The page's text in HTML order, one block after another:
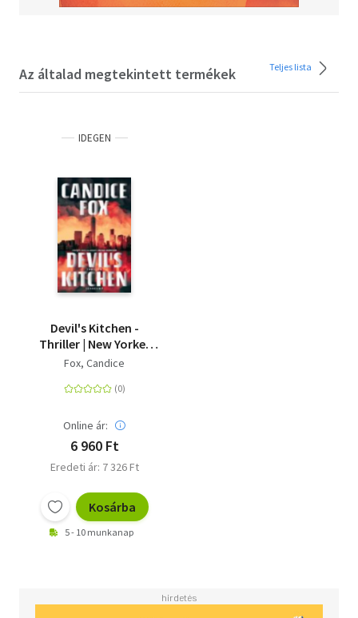
Az általad megtekintett termékek Teljes lista
IDEGEN
Devil's Kitchen -
Thriller | New Yorker
Feuerwehrleute auf
Fox, Candice
Online ár:
6 960 Ft
Eredeti ár: 7 326 Ft
Kosárba
5 - 10 munkanap